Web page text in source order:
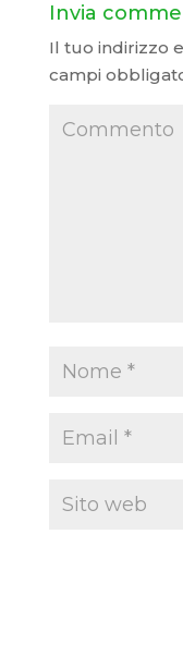
Invia
Il tuo indirizzo
campi